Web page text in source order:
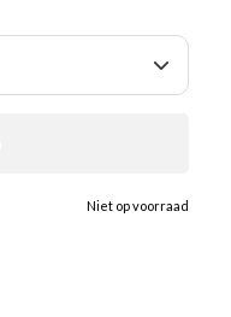
Niet op voorraad